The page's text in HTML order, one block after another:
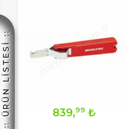
☽
:: ÜRÜN LİSTESİ :: 839,99 ₺